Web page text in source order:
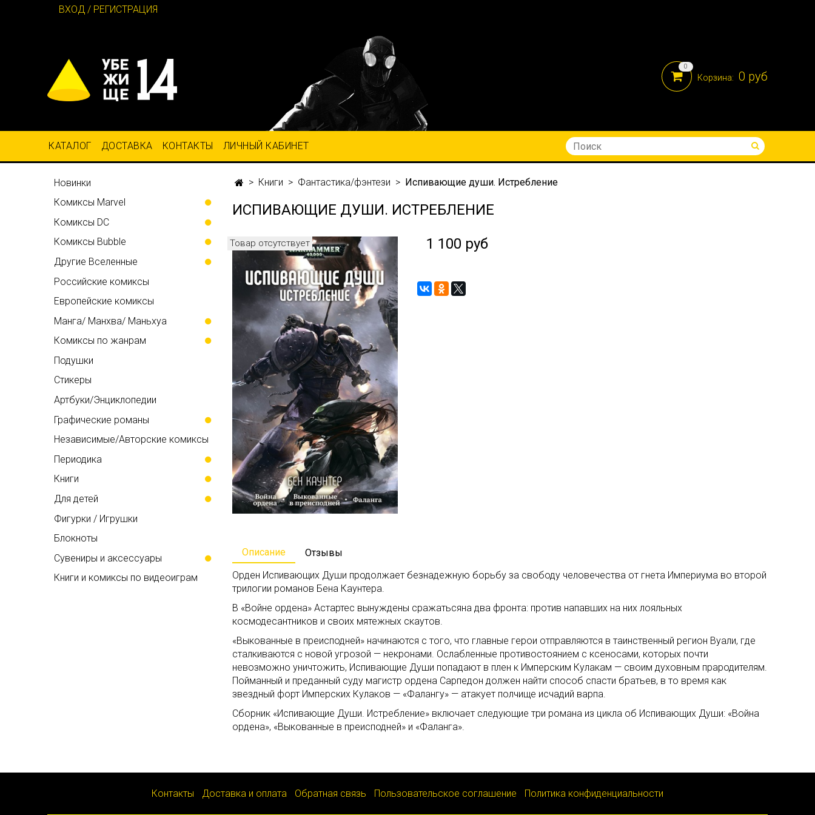
ВХОД / РЕГИСТРАЦИЯ
0
Корзина: 0 руб
КАТАЛОГ ДОСТАВКА КОНТАКТЫ ЛИЧНЫЙ КАБИНЕТ
Книги Фантастика/фэнтези Испивающие души. Истребление
ИСПИВАЮЩИЕ ДУШИ. ИСТРЕБЛЕНИЕ
Товар отсутствует 1 100 руб
Описание
Орден Испивающих Души продолжает безнадежную борьбу за свободу человечества от гнета Империума во второй
трилогии романов Бена Каунтера.
В «Войне ордена» Астартес вынуждены сражатьсяна два фронта: против напавших на них лояльных
космодесантников и своих мятежных скаутов.
«Выкованные в преисподней» начинаются с того, что главные герои отправляются в таинственный регион Вуали, где
сталкиваются с новой угрозой — некронами. Ослабленные противостоянием с ксеносами, которых почти
невозможно уничтожить, Испивающие Души попадают в плен к Имперским Кулакам — своим духовным прародителям.
Пойманный и преданный суду магистр ордена Сарпедон должен найти способ спасти братьев, в то время как
звездный форт Имперских Кулаков — «Фалангу» — атакует полчище исчадий варпа.
Сборник «Испивающие Души. Истребление» включает следующие три романа из цикла об Испивающих Души: «Война
ордена», «Выкованные в преисподней» и «Фаланга».
Отзывы
Новинки
Комиксы Marvel
Комиксы DC
Комиксы Bubble
Другие Вселенные
Российские комиксы
Европейские комиксы
Манга/ Манхва/ Маньхуа
Комиксы по жанрам
Подушки
Стикеры
Артбуки/Энциклопедии
Графические романы
Независимые/Авторские комиксы
Периодика
Книги
Для детей
Фигурки / Игрушки
Блокноты
Сувениры и аксессуары
Книги и комиксы по видеоиграм
Контакты Доставка и оплата Обратная связь Пользовательское соглашение Политика конфиденциальности